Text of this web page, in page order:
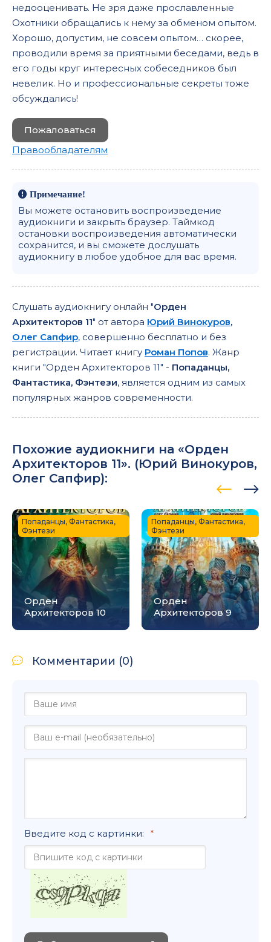
недооценивать. Не зря даже прославленные
Охотники обращались к нему за обменом опытом.
Хорошо, допустим, не совсем опытом… скорее,
проводили время за приятными беседами, ведь в
его годы круг интересных собеседников был
невелик. Но и профессиональные секреты тоже
обсуждались!
Пожаловаться
Правообладателям
Примечание!
Вы можете остановить воспроизведение
аудиокниги и закрыть браузер. Таймкод
остановки воспроизведения автоматически
сохранится, и вы сможете дослушать
аудиокнигу в любое удобное для вас время.
Слушать аудиокнигу онлайн "Орден
Архитекторов 11" от автора Юрий Винокуров,
Олег Сапфир, совершенно бесплатно и без
регистрации. Читает книгу Роман Попов. Жанр
книги "Орден Архитекторов 11" - Попаданцы,
Фантастика, Фэнтези, является одним из самых
популярных жанров современности.
Похожие аудиокниги на «Орден
Архитекторов 11». (Юрий Винокуров,
Олег Сапфир):
Орден
Архитекторов 10
Попаданцы, Фантастика,
Фэнтези
Орден
Архитекторов 9
Попаданцы, Фантастика,
Фэнтези
Комментарии (0)
Введите код с картинки: